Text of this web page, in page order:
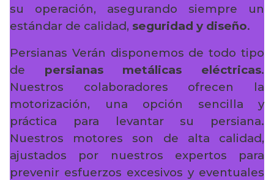
su operación, asegurando siempre un
estándar de calidad, seguridad y diseño.
Persianas Verán disponemos de todo tipo
de persianas metálicas eléctricas.
Nuestros colaboradores ofrecen la
motorización, una opción sencilla y
práctica para levantar su persiana.
Nuestros motores son de alta calidad,
ajustados por nuestros expertos para
prevenir esfuerzos excesivos y eventuales